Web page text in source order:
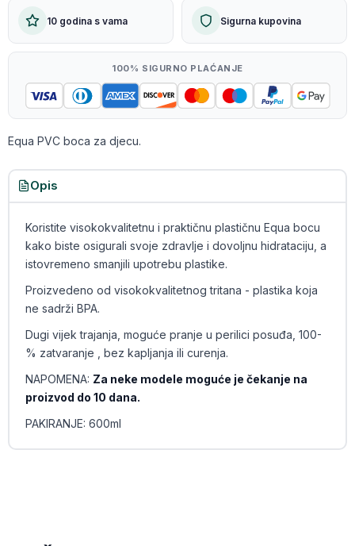
10 godina s vama Sigurna kupovina
100% SIGURNO PLAĆANJE
Equa PVC boca za djecu.
Opis
Koristite visokokvalitetnu i praktičnu plastičnu Equa bocu
kako biste osigurali svoje zdravlje i dovoljnu hidrataciju, a
istovremeno smanjili upotrebu plastike.
Proizvedeno od visokokvalitetnog tritana - plastika koja
ne sadrži BPA.
Dugi vijek trajanja, moguće pranje u perilici posuđa, 100-
% zatvaranje , bez kapljanja ili curenja.
NAPOMENA: Za neke modele moguće je čekanje na
proizvod do 10 dana.
PAKIRANJE: 600ml